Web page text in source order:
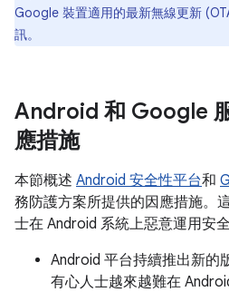
Google 裝置適用的最新無線更新
訊。
Android 和 Google
應措施
本節概述 Android 安全性平台和
務防護方案所提供的因應措施。
士在 Android 系統上惡意運用安
Android 平台持續推出新的
有心人士越來越難在